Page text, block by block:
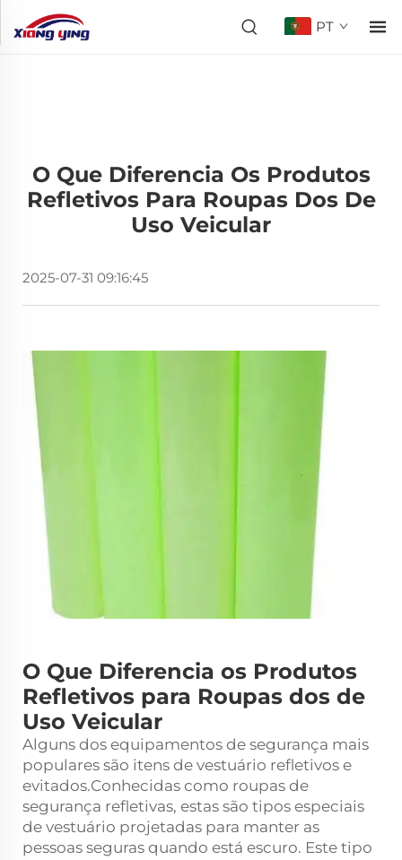
PT
O Que Diferencia Os Produtos
Refletivos Para Roupas Dos De
Uso Veicular
2025-07-31 09:16:45
O Que Diferencia os Produtos
Refletivos para Roupas dos de
Uso Veicular
Alguns dos equipamentos de segurança mais
populares são itens de vestuário refletivos e
evitados.Conhecidas como roupas de
segurança refletivas, estas são tipos especiais
de vestuário projetadas para manter as
pessoas seguras quando está escuro. Este tipo